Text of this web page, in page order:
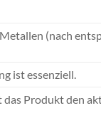
(nach
ist essenziell.
Produkt den